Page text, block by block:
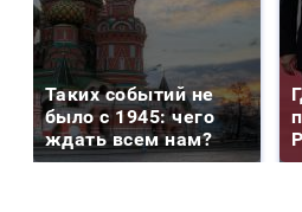
Таких событий не
было с 1945: чего
ждать всем нам?